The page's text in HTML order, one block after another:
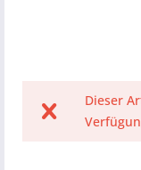
Dieser